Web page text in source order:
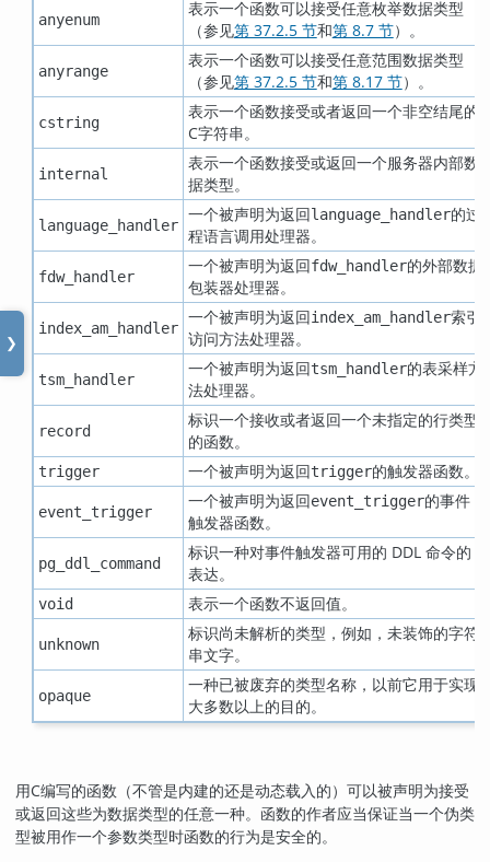
❯
anyenum
表示一个函数可以接受任意枚举数据类型
（参见第 37.2.5 节和第 8.7 节）。
anyrange
表示一个函数可以接受任意范围数据类型
（参见第 37.2.5 节和第 8.17 节）。
cstring
表示一个函数接受或者返回一个非空结尾的
C字符串。
internal
表示一个函数接受或返回一个服务器内部数
据类型。
language_handler
一个被声明为返回language_handler的过
程语言调用处理器。
fdw_handler
一个被声明为返回fdw_handler的外部数据
包装器处理器。
index_am_handler
一个被声明为返回index_am_handler索引
访问方法处理器。
tsm_handler
一个被声明为返回tsm_handler的表采样方
法处理器。
record
标识一个接收或者返回一个未指定的行类型
的函数。
trigger 一个被声明为返回trigger的触发器函数。
event_trigger
一个被声明为返回event_trigger的事件
触发器函数。
pg_ddl_command
标识一种对事件触发器可用的 DDL 命令的
表达。
void 表示一个函数不返回值。
unknown
标识尚未解析的类型，例如，未装饰的字符
串文字。
opaque
一种已被废弃的类型名称，以前它用于实现
大多数以上的目的。
用C编写的函数（不管是内建的还是动态载入的）可以被声明为接受
或返回这些为数据类型的任意一种。函数的作者应当保证当一个伪类
型被用作一个参数类型时函数的行为是安全的。